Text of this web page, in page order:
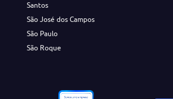
Santos
São José dos Campos
São Paulo
São Roque